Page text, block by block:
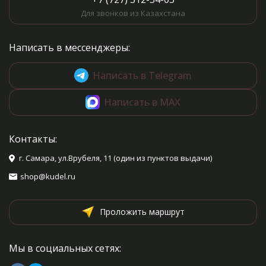
Для звонков из Казахстана
Написать в мессенджеры:
Написать в Telegram
Написать в MAX
Контакты:
г. Самара, ул.Врубеля, 11 (один из пунктов выдачи)
shop@kudel.ru
Проложить маршрут
Мы в социальных сетях: